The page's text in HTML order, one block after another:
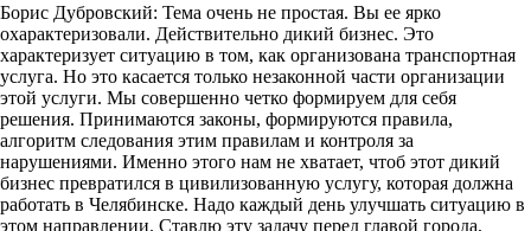
Борис Дубровский: Тема очень не простая. Вы ее ярко
охарактеризовали. Действительно дикий бизнес. Это
характеризует ситуацию в том, как организована транспортная
услуга. Но это касается только незаконной части организации
этой услуги. Мы совершенно четко формируем для себя
решения. Принимаются законы, формируются правила,
алгоритм следования этим правилам и контроля за
нарушениями. Именно этого нам не хватает, чтоб этот дикий
бизнес превратился в цивилизованную услугу, которая должна
работать в Челябинске. Надо каждый день улучшать ситуацию в
этом направлении. Ставлю эту задачу перед главой города,